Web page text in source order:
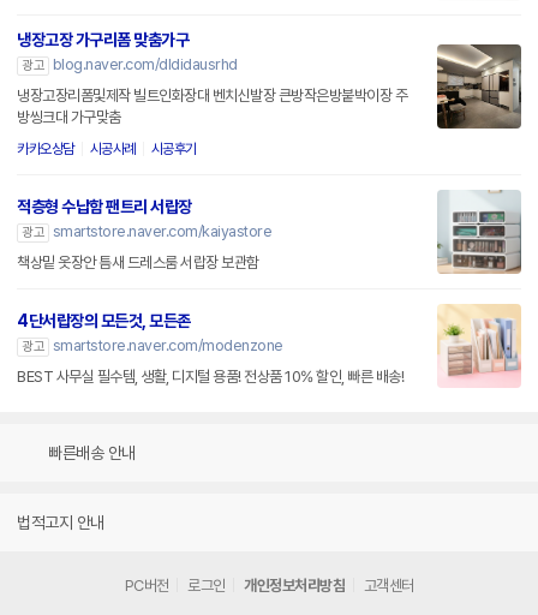
냉장고장 가구리폼 맞춤가구
광고
blog.naver.com/dldidausrhd
냉장고장리폼및제작 빌트인화장대 벤치신발장 큰방작은방붙박이장 주
방씽크대 가구맞춤
카카오상담 시공사례 시공후기
적층형 수납함 팬트리 서랍장
광고 smartstore.naver.com/kaiyastore
책상밑 옷장안 틈새 드레스룸 서랍장 보관함
4단서랍장의 모든것, 모든존
광고 smartstore.naver.com/modenzone
BEST 사무실 필수템, 생활, 디지털 용품! 전상품 10% 할인, 빠른 배송!
빠른배송 안내
법적고지 안내
PC버전 로그인 개인정보처리방침 고객센터